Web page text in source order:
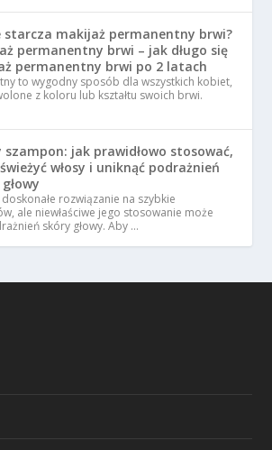
starcza makijaż permanentny brwi?
permanentny brwi – jak długo się
permanentny brwi po 2 latach
to wygodny sposób dla wszystkich kobiet,
z koloru lub kształtu swoich brwi.
szampon: jak prawidłowo stosować,
włosy i uniknąć podrażnień
rozwiązanie na szybkie
ale niewłaściwe jego stosowanie może
skóry głowy. Aby …